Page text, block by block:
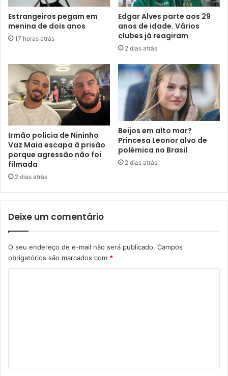
Estrangeiros pegam em
menina de dois anos
17 horas atrás
Edgar Alves parte aos 29
anos de idade. Vários
clubes já reagiram
2 dias atrás
Irmão polícia de Nininho
Vaz Maia escapa à prisão
porque agressão não foi
filmada
2 dias atrás
Beijos em alto mar?
Princesa Leonor alvo de
polémica no Brasil
2 dias atrás
Deixe um comentário
O seu endereço de e-mail não será publicado. Campos
obrigatórios são marcados com *
á